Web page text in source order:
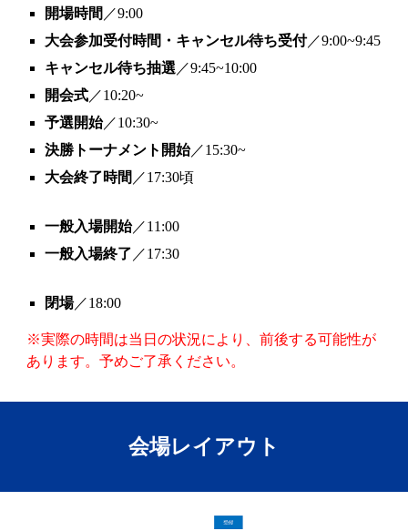
開場時間 ／9:00
大会参加受付時間・キャンセル待ち受付／9:00~9:45
キャンセル待ち抽選 ／9:45~10:00
開会式／10:20~
予選開始／10:30~
決勝トーナメント開始／15:30~
大会終了時間 ／17:30頃
一般入場開始／11:00
一般入場終了 ／17:30
閉場／18:00
※実際の時間は当日の状況により、前後する可能性が
あります。予めご了承ください。
会場レイアウト